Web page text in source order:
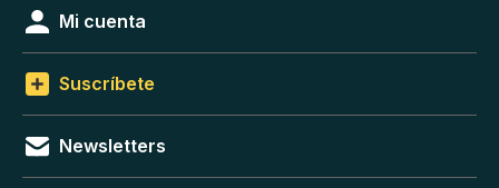
Mi cuenta
Suscríbete
Newsletters